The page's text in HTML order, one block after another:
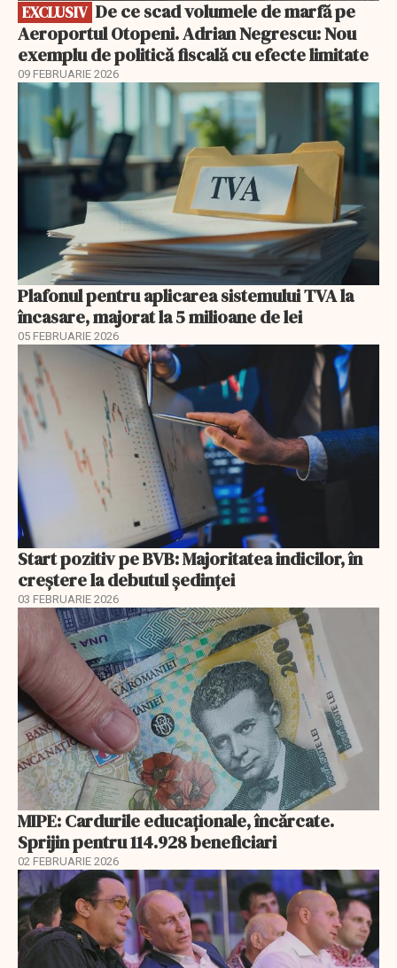
EXCLUSIV
Aeroportul Otopeni. Adrian Negrescu: Nou
exemplu de politică fiscală cu efecte limitate
09 FEBRUARIE 2026
Plafonul pentru aplicarea sistemului TVA la
încasare, majorat la 5 milioane de lei
05 FEBRUARIE 2026
Start pozitiv pe BVB: Majoritatea indicilor, în
creştere la debutul şedinţei
03 FEBRUARIE 2026
MIPE: Cardurile educaţionale, încărcate.
Sprijin pentru 114.928 beneficiari
02 FEBRUARIE 2026